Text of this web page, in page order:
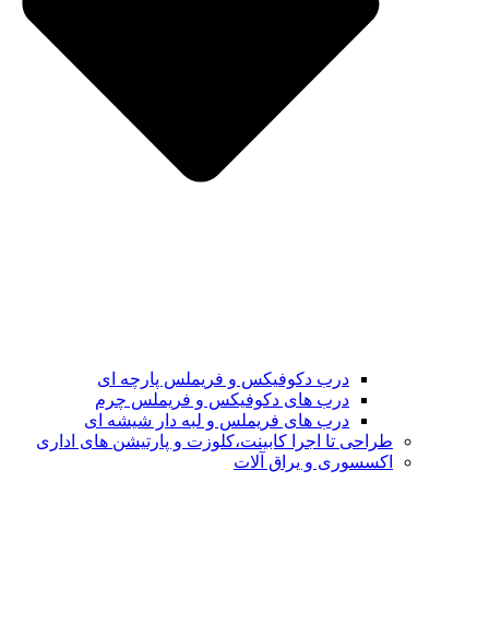
درب دکوفیکس و فریملس پارچه ای
درب های دکوفیکس و فریملس چرم
درب های فریملس و لبه دار شیشه ای
طراحی تا اجرا کابینت،کلوزت و پارتیشن های اداری
اکسسوری و یراق آلات